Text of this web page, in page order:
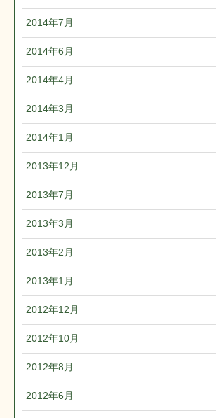
2014年7月
2014年6月
2014年4月
2014年3月
2014年1月
2013年12月
2013年7月
2013年3月
2013年2月
2013年1月
2012年12月
2012年10月
2012年8月
2012年6月